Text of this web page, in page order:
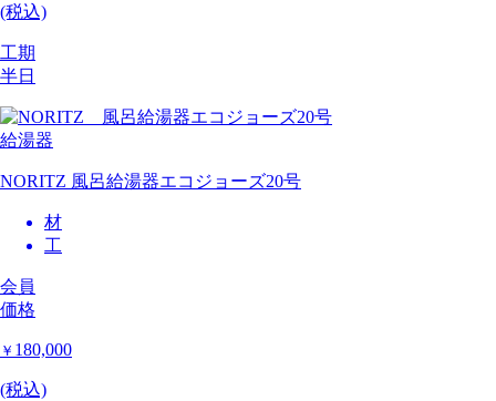
(税込)
工期
半日
給湯器
NORITZ 風呂給湯器エコジョーズ20号
材
工
会員
価格
￥ 180,000
(税込)